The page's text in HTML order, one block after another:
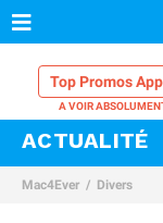
Top Promos
VPN Mac
Comparatif
ACTUALITÉ
Mac4Ever Divers